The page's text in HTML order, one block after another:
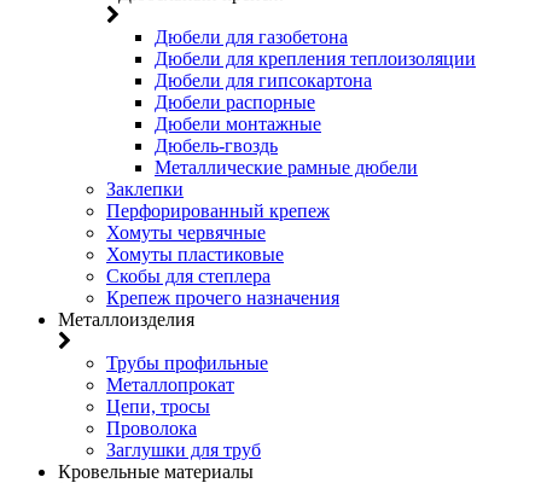
Дюбели для газобетона
Дюбели для крепления теплоизоляции
Дюбели для гипсокартона
Дюбели распорные
Дюбели монтажные
Дюбель-гвоздь
Металлические рамные дюбели
Заклепки
Перфорированный крепеж
Хомуты червячные
Хомуты пластиковые
Скобы для степлера
Крепеж прочего назначения
Металлоизделия
Трубы профильные
Металлопрокат
Цепи, тросы
Проволока
Заглушки для труб
Кровельные материалы